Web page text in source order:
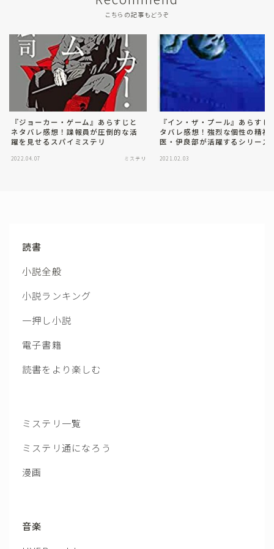
こちらの記事もどうぞ
『ジョーカー・ゲーム』あらすじと
ネタバレ感想！諜報員が圧倒的な活
躍を見せるスパイミステリ
2022.04.07 ミステリ
『イン・ザ・プール』あらすじ
タバレ感想！強烈な個性の精神
医・伊良部が活躍するシリーズ
2021.02.03
読書
小説全般
小説ランキング
一押し小説
電子書籍
読書をより楽しむ
ミステリ一覧
ミステリ通になろう
漫画
音楽